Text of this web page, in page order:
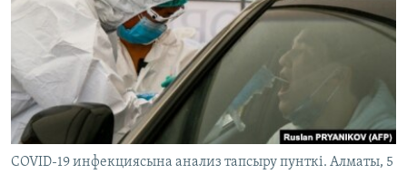
Басқа тілдерде
COVID-19 инфекциясына анализ тапсыру пунткі. Алматы, 5